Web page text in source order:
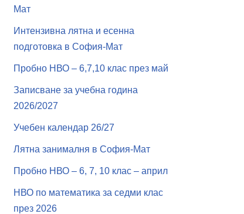
Мат
Интензивна лятна и есенна
подготовка в София-Мат
Пробно НВО – 6,7,10 клас през май
Записване за учебна година
2026/2027
Учебен календар 26/27
Лятна занималня в София-Мат
Пробно НВО – 6, 7, 10 клас – април
НВО по математика за седми клас
през 2026